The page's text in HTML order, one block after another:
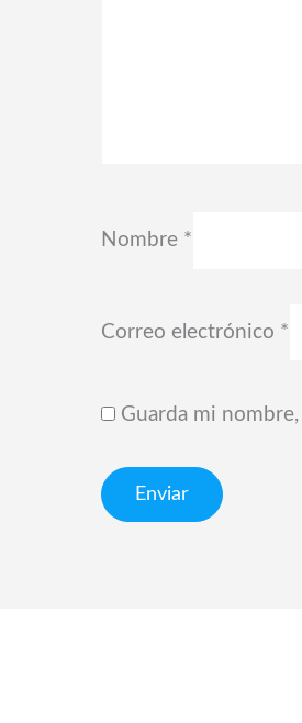
Nombre *
Correo electrónico *
Guarda mi